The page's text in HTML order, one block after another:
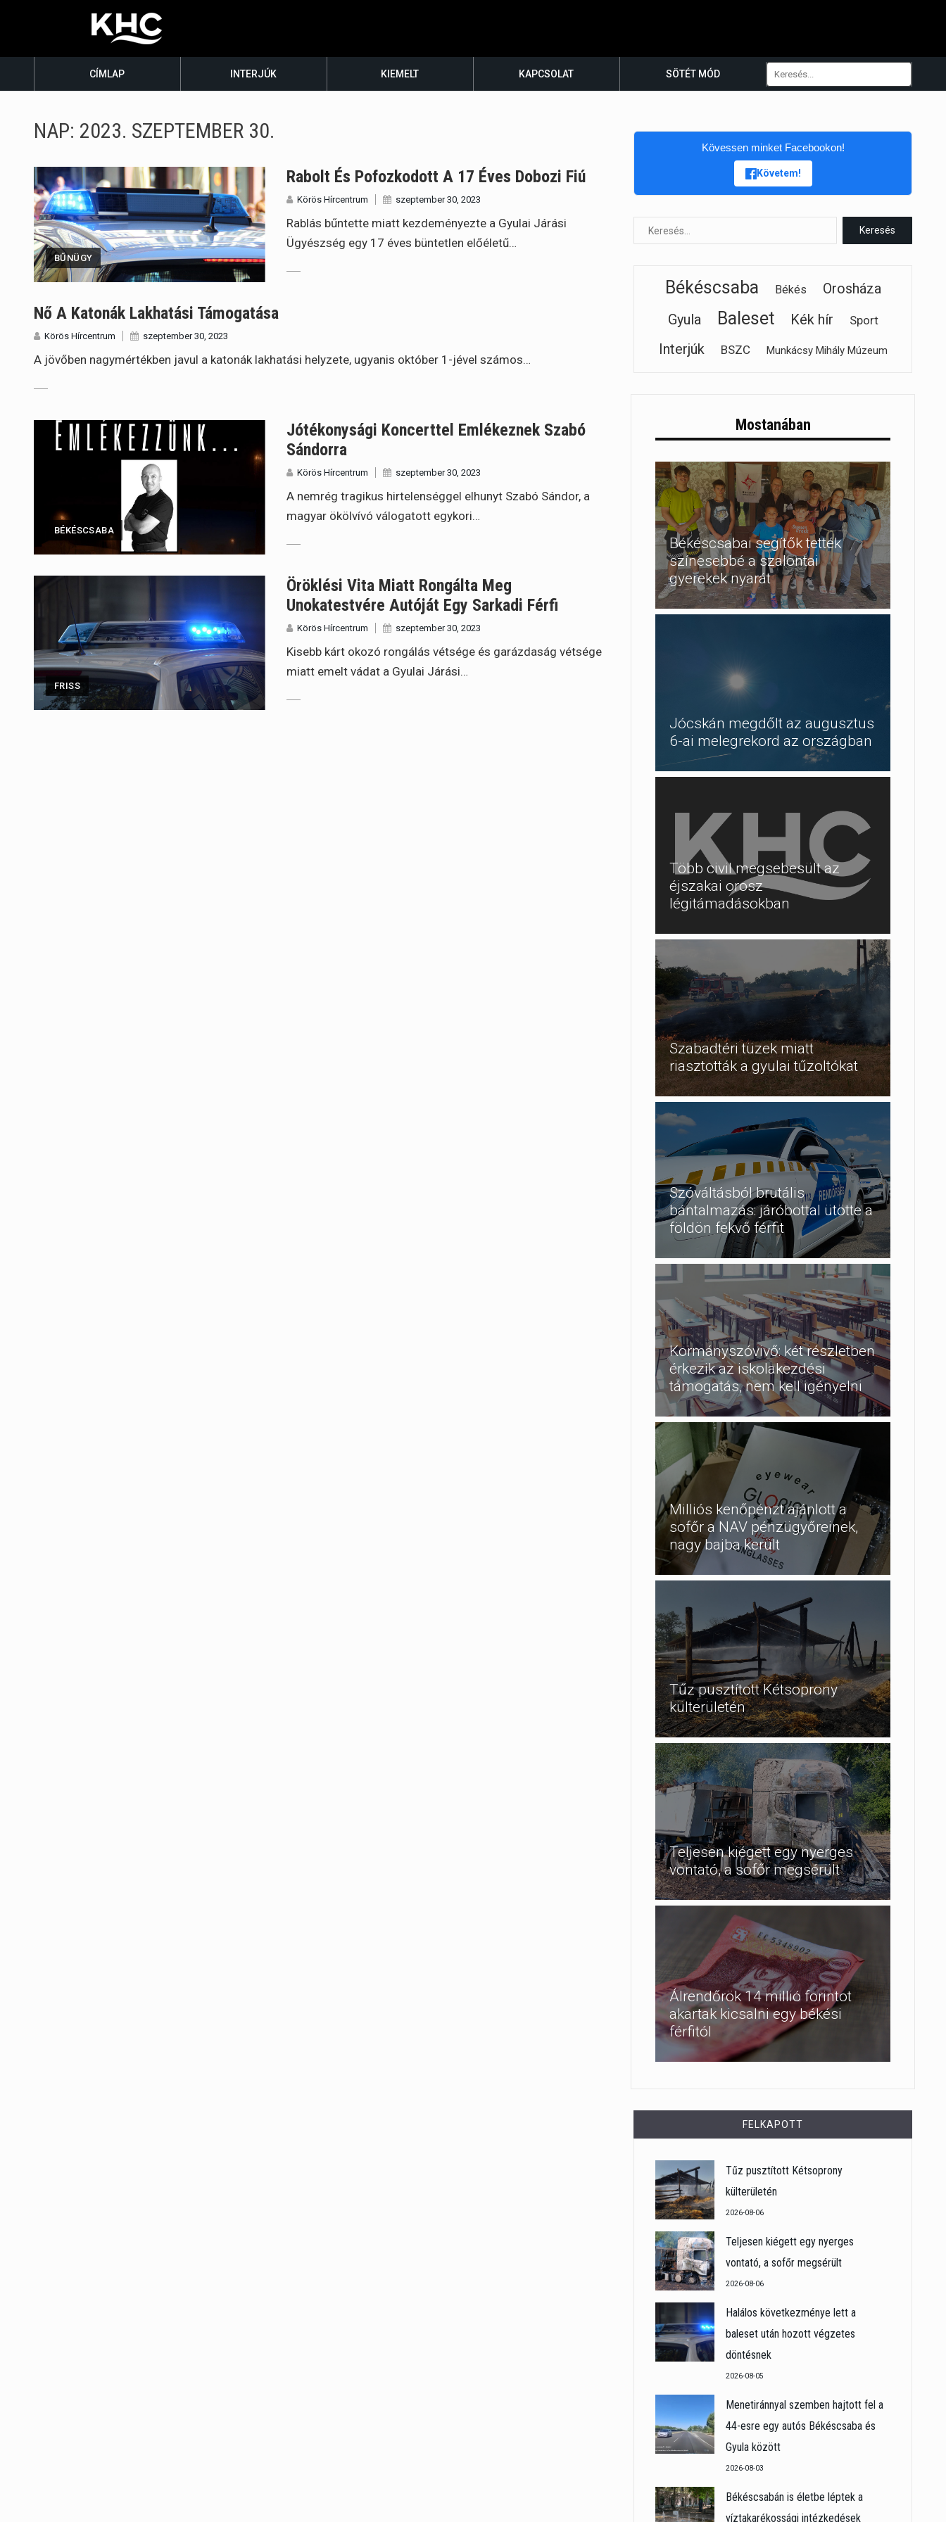
CÍMLAP INTERJÚK KIEMELT KAPCSOLAT SÖTÉT MÓD
NAP: 2023. SZEPTEMBER 30.
BŰNÜGY
Rabolt És Pofozkodott A 17 Éves Dobozi Fiú
Körös Hírcentrum szeptember 30, 2023
Rablás bűntette miatt kezdeményezte a Gyulai Járási
Ügyészség egy 17 éves büntetlen előéletű…
Nő A Katonák Lakhatási Támogatása
Körös Hírcentrum szeptember 30, 2023
A jövőben nagymértékben javul a katonák lakhatási helyzete, ugyanis október 1-jével számos…
BÉKÉSCSABA
Jótékonysági Koncerttel Emlékeznek Szabó
Sándorra
Körös Hírcentrum szeptember 30, 2023
A nemrég tragikus hirtelenséggel elhunyt Szabó Sándor, a
magyar ökölvívó válogatott egykori…
FRISS
Öröklési Vita Miatt Rongálta Meg
Unokatestvére Autóját Egy Sarkadi Férfi
Körös Hírcentrum szeptember 30, 2023
Kisebb kárt okozó rongálás vétsége és garázdaság vétsége
miatt emelt vádat a Gyulai Járási…
Kövessen minket Facebookon!
Követem!
Békéscsaba Békés
Orosháza
Gyula
Baleset Kék hír Sport
Interjúk BSZC Munkácsy Mihály Múzeum
Mostanában
Békéscsabai segítők tették
színesebbé a szalontai
gyerekek nyarát
Jócskán megdőlt az augusztus
6-ai melegrekord az országban
Több civil megsebesült az
éjszakai orosz
légitámadásokban
Szabadtéri tüzek miatt
riasztották a gyulai tűzoltókat
Szóváltásból brutális
bántalmazás: járóbottal ütötte a
földön fekvő férfit
Kormányszóvivő: két részletben
érkezik az iskolakezdési
támogatás, nem kell igényelni
Milliós kenőpénzt ajánlott a
sofőr a NAV pénzügyőreinek,
nagy bajba került
Tűz pusztított Kétsoprony
külterületén
Teljesen kiégett egy nyerges
vontató, a sofőr megsérült
Álrendőrök 14 millió forintot
akartak kicsalni egy békési
férfitól
FELKAPOTT
Tűz pusztított Kétsoprony
külterületén
2026-08-06
Teljesen kiégett egy nyerges
vontató, a sofőr megsérült
2026-08-06
Halálos következménye lett a
baleset után hozott végzetes
döntésnek
2026-08-05
Menetiránnyal szemben hajtott fel a
44-esre egy autós Békéscsaba és
Gyula között
2026-08-03
Békéscsabán is életbe léptek a
víztakarékossági intézkedések